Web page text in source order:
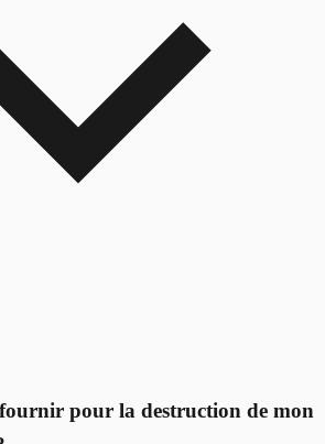
pour la destruction de mon